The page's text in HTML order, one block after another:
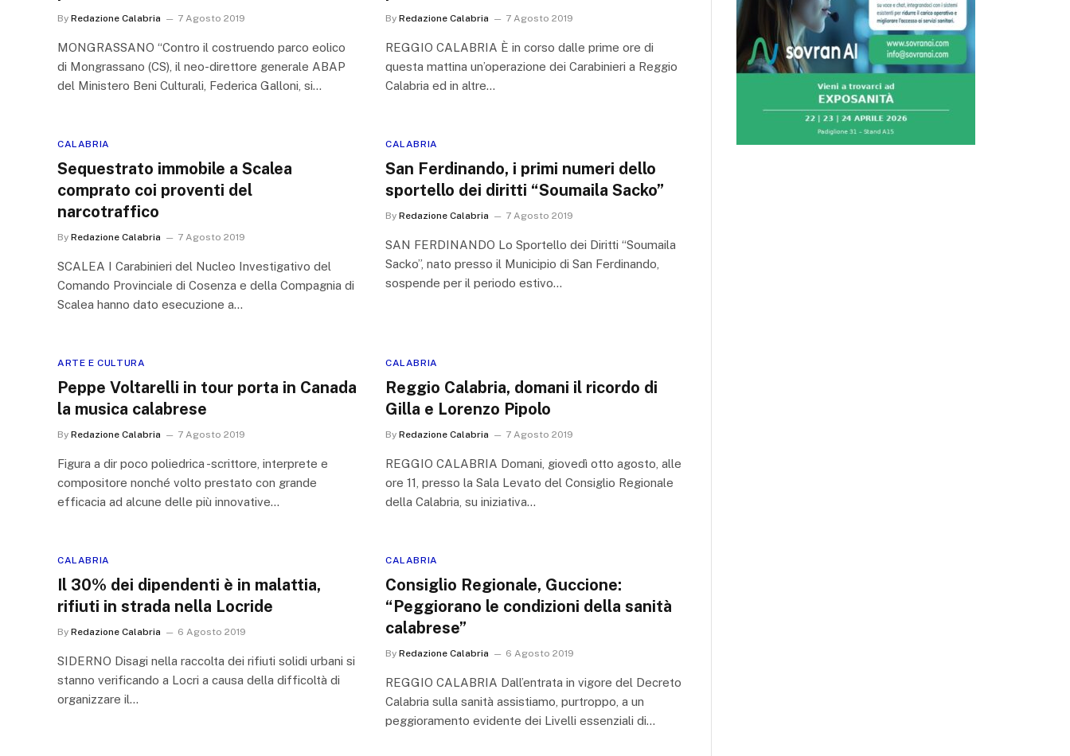
By Redazione Calabria 7 Agosto 2019
MONGRASSANO “Contro il costruendo parco eolico
di Mongrassano (CS), il neo-direttore generale ABAP
del Ministero Beni Culturali, Federica Galloni, si…
By Redazione Calabria 7 Agosto 2019
REGGIO CALABRIA È in corso dalle prime ore di
questa mattina un’operazione dei Carabinieri a Reggio
Calabria ed in altre…
CALABRIA
Sequestrato immobile a Scalea
comprato coi proventi del
narcotraffico
By Redazione Calabria 7 Agosto 2019
SCALEA I Carabinieri del Nucleo Investigativo del
Comando Provinciale di Cosenza e della Compagnia di
Scalea hanno dato esecuzione a…
CALABRIA
San Ferdinando, i primi numeri dello
sportello dei diritti “Soumaila Sacko”
By Redazione Calabria 7 Agosto 2019
SAN FERDINANDO Lo Sportello dei Diritti “Soumaila
Sacko”, nato presso il Municipio di San Ferdinando,
sospende per il periodo estivo…
ARTE E CULTURA
Peppe Voltarelli in tour porta in Canada
la musica calabrese
By Redazione Calabria 7 Agosto 2019
Figura a dir poco poliedrica -scrittore, interprete e
compositore nonché volto prestato con grande
efficacia ad alcune delle più innovative…
CALABRIA
Reggio Calabria, domani il ricordo di
Gilla e Lorenzo Pipolo
By Redazione Calabria 7 Agosto 2019
REGGIO CALABRIA Domani, giovedì otto agosto, alle
ore 11, presso la Sala Levato del Consiglio Regionale
della Calabria, su iniziativa…
CALABRIA
Il 30% dei dipendenti è in malattia,
rifiuti in strada nella Locride
By Redazione Calabria 6 Agosto 2019
SIDERNO Disagi nella raccolta dei rifiuti solidi urbani si
stanno verificando a Locri a causa della difficoltà di
organizzare il…
CALABRIA
Consiglio Regionale, Guccione:
“Peggiorano le condizioni della sanità
calabrese”
By Redazione Calabria 6 Agosto 2019
REGGIO CALABRIA Dall’entrata in vigore del Decreto
Calabria sulla sanità assistiamo, purtroppo, a un
peggioramento evidente dei Livelli essenziali di…